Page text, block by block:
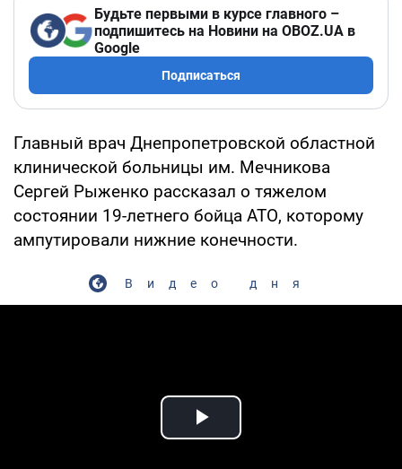
Будьте первыми в курсе главного –
подпишитесь на Новини на OBOZ.UA в
Google
Подписаться
Главный врач Днепропетровской областной
клинической больницы им. Мечникова
Сергей Рыженко рассказал о тяжелом
состоянии 19-летнего бойца АТО, которому
ампутировали нижние конечности.
Видео дня
Play Video